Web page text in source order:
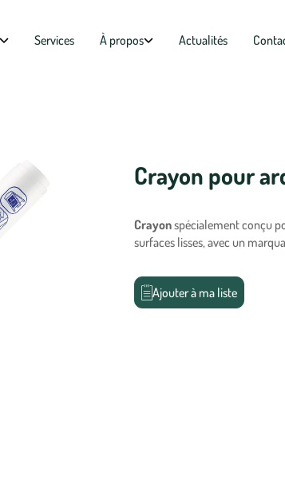
Services À propos Actualités
Crayon pour
Crayonspécialement conçu
surfaces lisses, avec un
Ajouter à ma liste